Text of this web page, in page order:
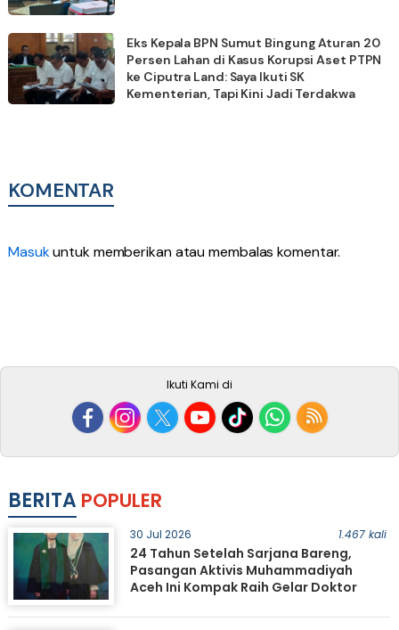
Eks Kepala BPN Sumut Bingung Aturan 20
Persen Lahan di Kasus Korupsi Aset PTPN
ke Ciputra Land: Saya Ikuti SK
Kementerian, Tapi Kini Jadi Terdakwa
KOMENTAR
Masukuntuk memberikan atau membalas komentar.
Ikuti Kami di
BERITA POPULER
30 Jul 2026 1.467 kali
24 Tahun Setelah Sarjana Bareng,
Pasangan Aktivis Muhammadiyah
Aceh Ini Kompak Raih Gelar Doktor